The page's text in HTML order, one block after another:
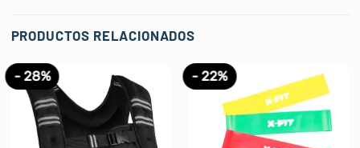
PRODUCTOS RELACIONADOS
- 28% - 22%